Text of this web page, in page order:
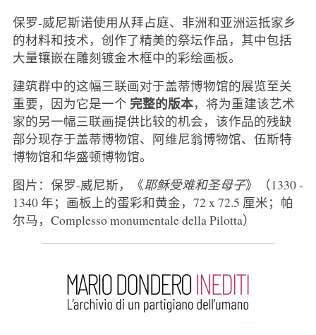
保罗-威尼斯诺使用从拜占庭、非洲和亚洲运抵家乡
的材料和技术，创作了精美的祭坛作品，其中包括
大量镶嵌在雕刻镀金木框中的彩绘画板。
建筑群中的这幅三联画对于盖蒂博物馆的展览至关
重要，因为它是一个 完整的版本，将为重建该艺术
家的另一幅三联画提供比较的机会，该作品的残缺
部分现存于盖蒂博物馆、阿维尼翁博物馆、伍斯特
博物馆和华盛顿博物馆。
图片：保罗-威尼斯，《耶稣受难和圣母子》（1330 -
1340 年；画板上的蛋彩和黄金，72 x 72.5 厘米；帕
尔马，Complesso monumentale della Pilotta）